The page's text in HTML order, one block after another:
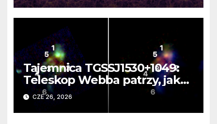
Tajemnica TGSSJ1530+1049:
Teleskop Webba patrzy, jak
rodzi się supergalaktyka i
monstrualna czarna dziura
CZE 26, 2026